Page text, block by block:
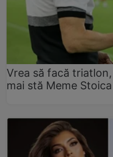
Vrea să facă
mai stă Meme